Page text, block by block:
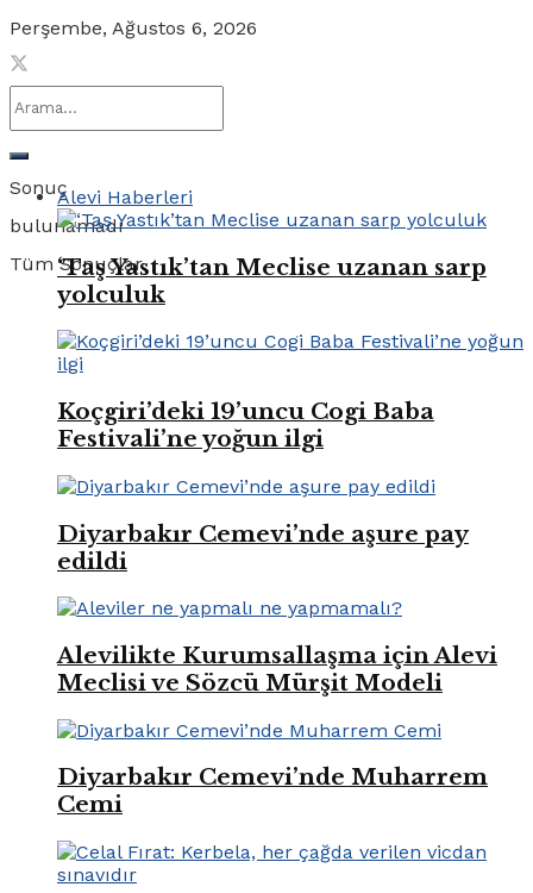
Perşembe, Ağustos 6, 2026
Sonuç
bulunamadı
Tüm Sonuçlar
Alevi Haberleri
‘Taş Yastık’tan Meclise uzanan sarp
yolculuk
Koçgiri’deki 19’uncu Cogi Baba
Festivali’ne yoğun ilgi
Diyarbakır Cemevi’nde aşure pay
edildi
Alevilikte Kurumsallaşma için Alevi
Meclisi ve Sözcü Mürşit Modeli
Diyarbakır Cemevi’nde Muharrem
Cemi